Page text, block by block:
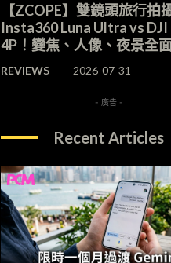
【ZCOPE】雙鏡頭旅行拍
Insta360 Luna Ultra vs
4P！變焦、人像、夜景全
REVIEWS 2026-07-31
- 廣告 -
Recent Articles